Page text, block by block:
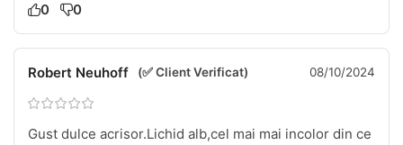
0 0
Robert Neuhoff (✅ Client Verificat) 08/10/2024
Gust dulce acrisor.Lichid alb,cel mai mai incolor din ce